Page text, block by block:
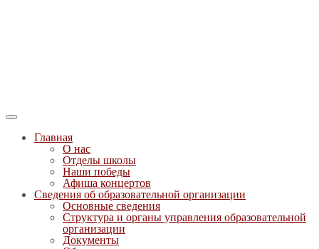
Главная
О нас
Отделы школы
Наши победы
Афиша концертов
Сведения об образовательной организации
Основные сведения
Структура и органы управления образовательной
организации
Документы